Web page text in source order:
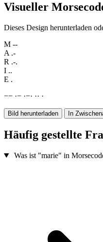
Visueller
Dieses Design herunterladen
M --
A .-
R .-.
I ..
E .
−− ·− ·−· ·· ·
Bild herunterladen In
Häufig gestellte
Was ist "marie" in